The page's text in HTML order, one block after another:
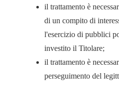
il trattamento è
di un compito di
l'esercizio di pubblici
investito il Titolare;
il trattamento è
perseguimento del